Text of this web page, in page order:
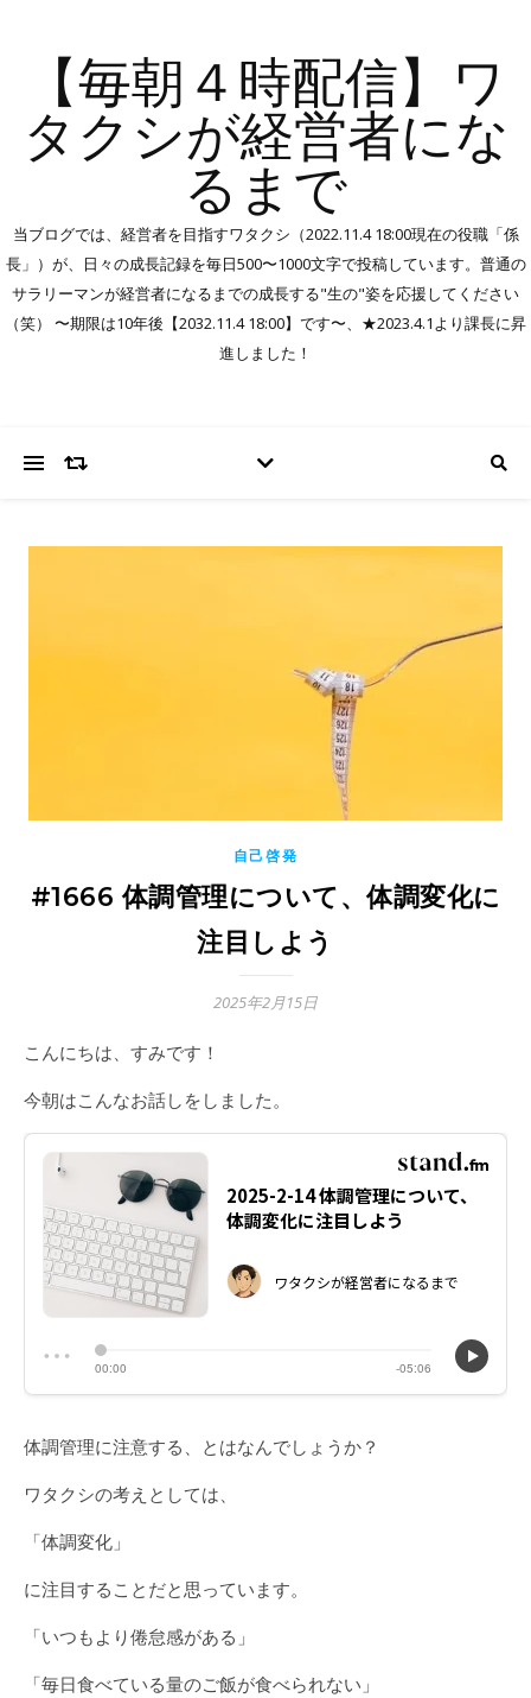
【毎朝４時配信】ワ
タクシが経営者にな
るまで
当ブログでは、経営者を目指すワタクシ（2022.11.4 18:00現在の役職「係
長」）が、日々の成長記録を毎日500〜1000文字で投稿しています。普通の
サラリーマンが経営者になるまでの成長する"生の"姿を応援してください
（笑） 〜期限は10年後【2032.11.4 18:00】です〜、★2023.4.1より課長に昇
進しました！
自己啓発
#1666 体調管理について、体調変化に
注目しよう
2025年2月15日
こんにちは、すみです！
今朝はこんなお話しをしました。
体調管理に注意する、とはなんでしょうか？
ワタクシの考えとしては、
「体調変化」
に注目することだと思っています。
「いつもより倦怠感がある」
「毎日食べている量のご飯が食べられない」